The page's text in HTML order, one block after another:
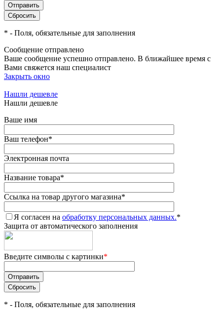
* - Поля, обязательные для заполнения
Сообщение отправлено
Ваше сообщение успешно отправлено. В ближайшее время с
Вами свяжется наш специалист
Закрыть окно
Нашли дешевле
Нашли дешевле
Ваше имя
Ваш телефон*
Электронная почта
Название товара*
Ссылка на товар другого магазина*
Я согласен на обработку персональных данных.*
Защита от автоматического заполнения
Введите символы с картинки*
* - Поля, обязательные для заполнения